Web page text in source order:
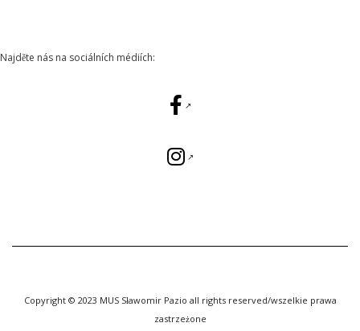
Najděte nás na sociálních médiích:
Copyright © 2023 MUS Sławomir Pazio all rights reserved/wszelkie prawa
zastrzeżone